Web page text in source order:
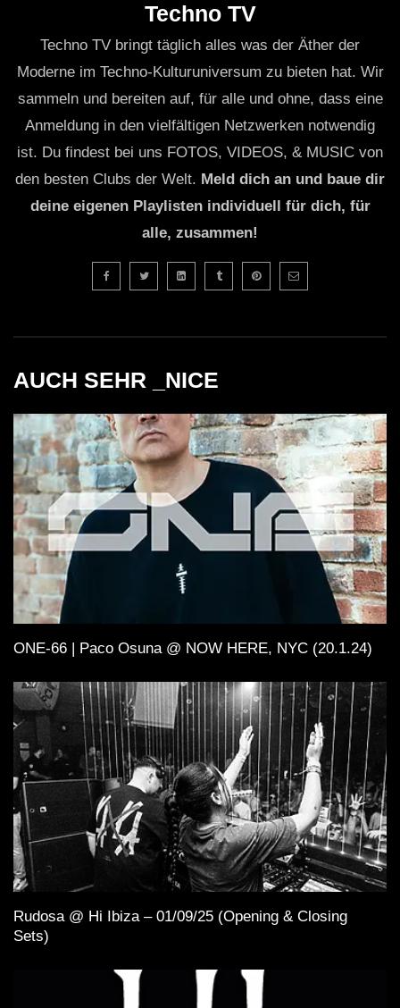
Techno TV
Techno TV bringt täglich alles was der Äther der
Moderne im Techno-Kulturuniversum zu bieten hat. Wir
sammeln und bereiten auf, für alle und ohne, dass eine
Anmeldung in den vielfältigen Netzwerken notwendig
ist. Du findest bei uns FOTOS, VIDEOS, & MUSIC von
den besten Clubs der Welt. Meld dich an und baue dir
deine eigenen Playlisten individuell für dich, für
alle, zusammen!
AUCH SEHR _NICE
ONE-66 | Paco Osuna @ NOW HERE, NYC (20.1.24)
Rudosa @ Hi Ibiza – 01/09/25 (Opening & Closing
Sets)